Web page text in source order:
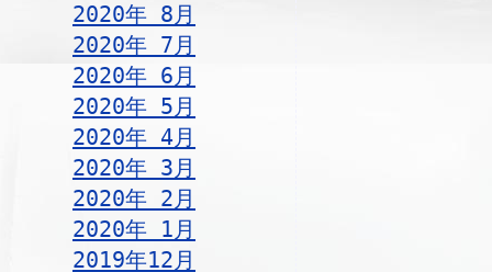
2020年 8月
2020年 7月
2020年 6月
2020年 5月
2020年 4月
2020年 3月
2020年 2月
2020年 1月
2019年12月